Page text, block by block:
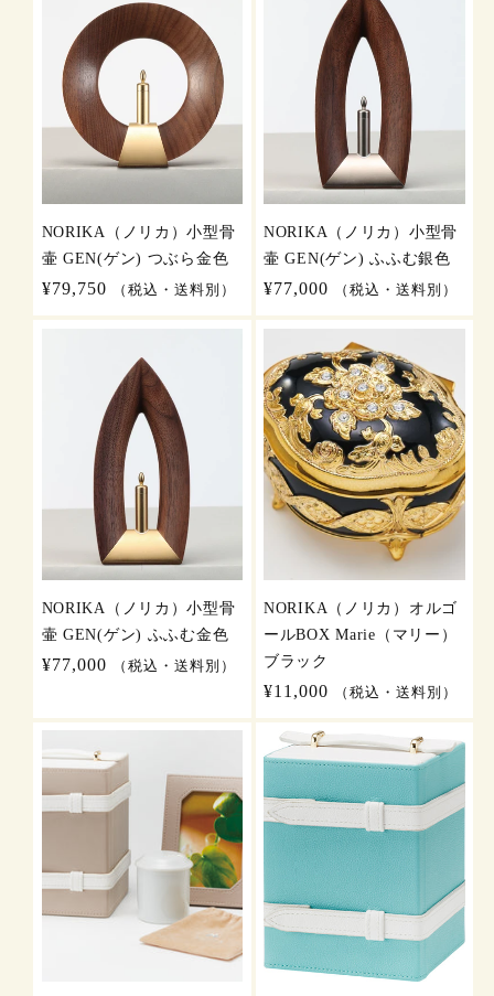
NORIKA（ノリカ）小型骨
壷 GEN(ゲン) つぶら金色
通
¥79,750 （税込・送料別）
NORIKA（ノリカ）小型骨
壷 GEN(ゲン) ふふむ銀色
通
格
¥77,000 （税込・送料別）
NORIKA（ノリカ）小型骨
壷 GEN(ゲン) ふふむ金色
通
¥77,000 （税込・送料別）
NORIKA（ノリカ）オルゴ
ールBOX Marie（マリー）
ブラック
通
価
格
¥11,000 （税込・送料別）